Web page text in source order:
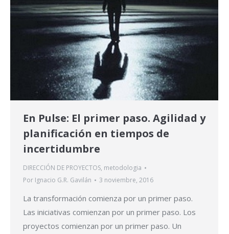
En Pulse: El primer paso. Agilidad y
planificación en tiempos de
incertidumbre
DIRECCIÓN DE PROYECTOS, metodologia
Por Ignacio G.R. Gavilán 3 noviembre, 2016
La transformación comienza por un primer paso.
Las iniciativas comienzan por un primer paso. Los
proyectos comienzan por un primer paso. Un